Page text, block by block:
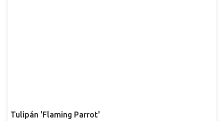
Tulipán 'Flaming Parrot'